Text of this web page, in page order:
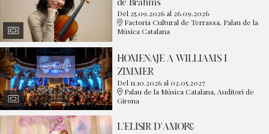
de Brahms
Del 25.09.2026al 26.09.2026
Factoria Cultural de Terrassa, Palau de la
Música Catalana
HOMENAJE A WILLIAMS I
ZIMMER
Del 11.10.2026al 02.05.2027
Palau de la Música Catalana, Auditori de
Girona
L'ELISIR D'AMORE